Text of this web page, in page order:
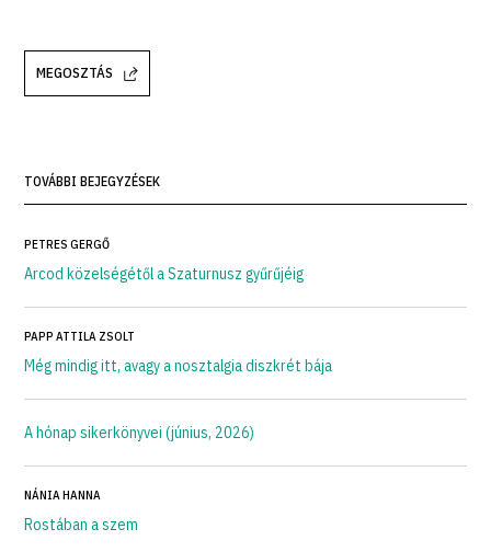
MEGOSZTÁS
TOVÁBBI BEJEGYZÉSEK
PETRES GERGŐ
Arcod közelségétől a Szaturnusz gyűrűjéig
PAPP ATTILA ZSOLT
Még mindig itt, avagy a nosztalgia diszkrét bája
A hónap sikerkönyvei (június, 2026)
NÁNIA HANNA
Rostában a szem